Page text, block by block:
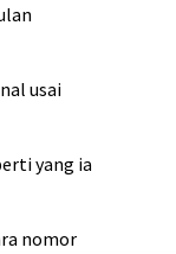
usai
yang ia
nomor